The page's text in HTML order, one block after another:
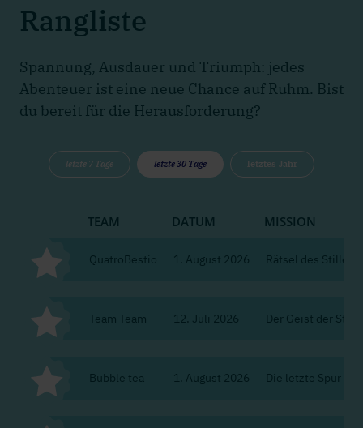
Rangliste
Spannung, Ausdauer und Triumph: jedes
Abenteuer ist eine neue Chance auf Ruhm. Bist
du bereit für die Herausforderung?
letzte 7 Tage letzte 30 Tage letztes Jahr
TEAM DATUM MISSION
QuatroBestio 1. August 2026 Rätsel des Stillen
Team Team 12. Juli 2026 Der Geist der Stadt
Bubble tea 1. August 2026 Die letzte Spur